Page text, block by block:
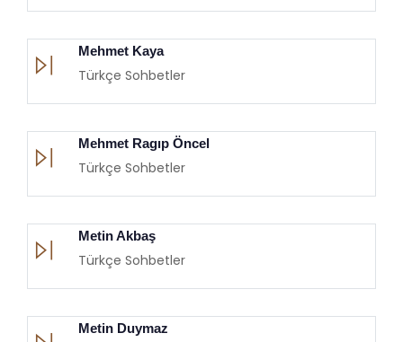
Mehmet Kaya
Türkçe Sohbetler
Mehmet Ragıp Öncel
Türkçe Sohbetler
Metin Akbaş
Türkçe Sohbetler
Metin Duymaz